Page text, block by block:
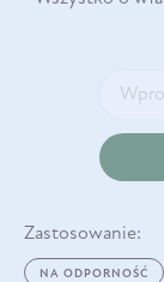
Zastosowanie:
NA ODPORNOŚĆ